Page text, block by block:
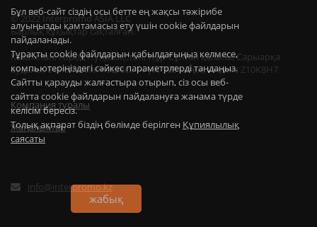
Бұл веб-сайт сіздің осы бетте ең жақсы тәжірибе
алуыңызды қамтамасыз ету үшін cookie файлдарын
пайдаланады.
Тұрақты cookie файлдарын қабылдағыңыз келмесе,
компьютеріңіздегі сәйкес параметрлерді таңдаңыз.
Сайтты қарауды жалғастыра отырып, сіз осы веб-
сайтта cookie файлдарын пайдалануға жанама түрде
келісім бересіз.
Толық ақпарат біздің бөлімде берілген Құпиялылық
саясаты
жабық
© 2022 Interpromo ASIA LLC
Барлық құқықтар сақталған.
Казахстан, город НуҚазақстан, Нұр-Сұлтан қаласы, Сарыарқа
ауданы, Бейбітшілік көшесі, 14 үй, 908 кеңсе, индекс Z10K8H7
Компания туралы
Жаңалықтар
info@interpromo.kz